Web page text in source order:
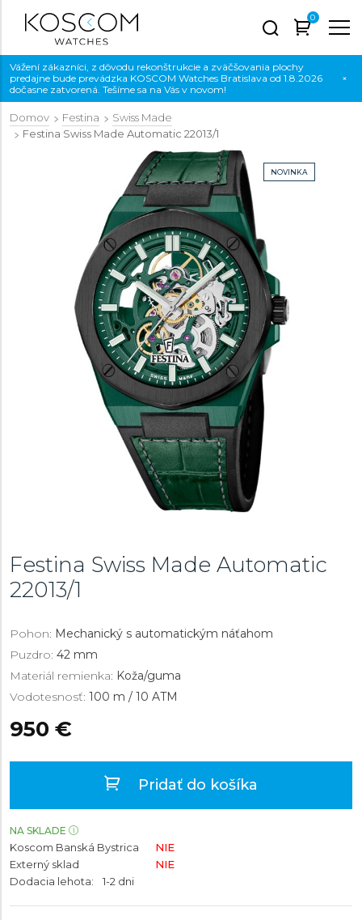
0
Vážení zákazníci, z dôvodu rekonštrukcie a zväčšovania plochy
predajne bude prevádzka KOSCOM Watches Bratislava od 1.8.2026
dočasne zatvorená. Tešíme sa na Vás v novom!
×
Domov Festina
Swiss Made
Festina Swiss Made Automatic 22013/1
NOVINKA
Festina Swiss Made Automatic
22013/1
Pohon: Mechanický s automatickým náťahom
Puzdro: 42 mm
Materiál remienka: Koža/guma
Vodotesnosť: 100 m / 10 ATM
950 €
Pridať do košíka
NA SKLADE
Koscom Banská Bystrica
NIE
Externý sklad
NIE
Dodacia lehota:
1-2 dni